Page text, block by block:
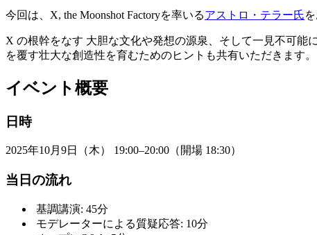
今回は、X, the Moonshot Factoryを率いるアストロ・テラー氏
X の根幹をなす 大胆な文化や発想の源泉、そして一見不可
を覆す壮大な創造性を育むためのヒントも共有いただきます。
イベント概要
日時
2025年10月9日（木） 19:00–20:00（開場 18:30）
当日の流れ
基調講演: 45分
モデレーターによる質疑応答: 10分